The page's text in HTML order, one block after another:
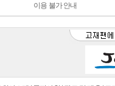
이용 불가 안내